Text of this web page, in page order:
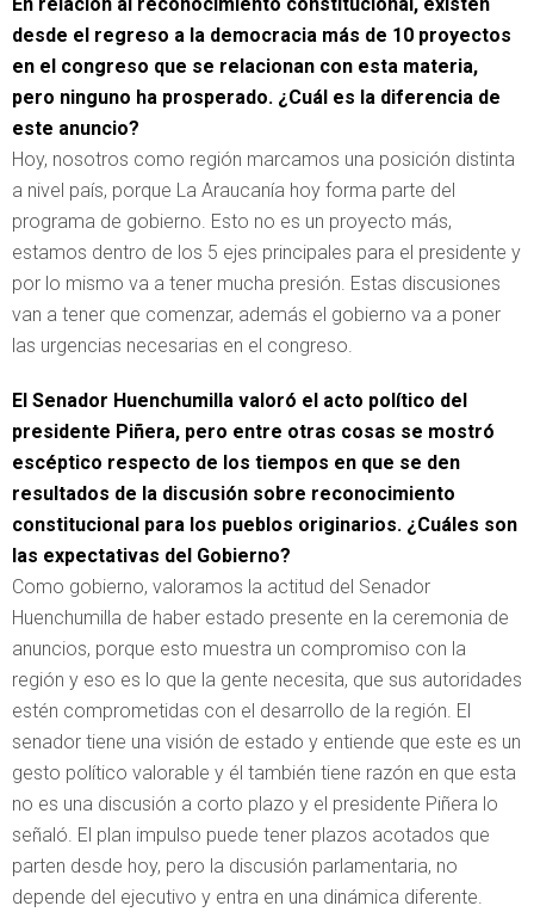
desde el regreso a la democracia más de 10 proyectos
en el congreso que se relacionan con esta materia,
pero ninguno ha prosperado. ¿Cuál es la diferencia de
este anuncio?
Hoy, nosotros como región marcamos una posición distinta
a nivel país, porque La Araucanía hoy forma parte del
programa de gobierno. Esto no es un proyecto más,
estamos dentro de los 5 ejes principales para el presidente y
por lo mismo va a tener mucha presión. Estas discusiones
van a tener que comenzar, además el gobierno va a poner
las urgencias necesarias en el congreso.
El Senador Huenchumilla valoró el acto político del
presidente Piñera, pero entre otras cosas se mostró
escéptico respecto de los tiempos en que se den
resultados de la discusión sobre reconocimiento
constitucional para los pueblos originarios. ¿Cuáles son
las expectativas del Gobierno?
Como gobierno, valoramos la actitud del Senador
Huenchumilla de haber estado presente en la ceremonia de
anuncios, porque esto muestra un compromiso con la
región y eso es lo que la gente necesita, que sus autoridades
estén comprometidas con el desarrollo de la región. El
senador tiene una visión de estado y entiende que este es un
gesto político valorable y él también tiene razón en que esta
no es una discusión a corto plazo y el presidente Piñera lo
señaló. El plan impulso puede tener plazos acotados que
parten desde hoy, pero la discusión parlamentaria, no
depende del ejecutivo y entra en una dinámica diferente.